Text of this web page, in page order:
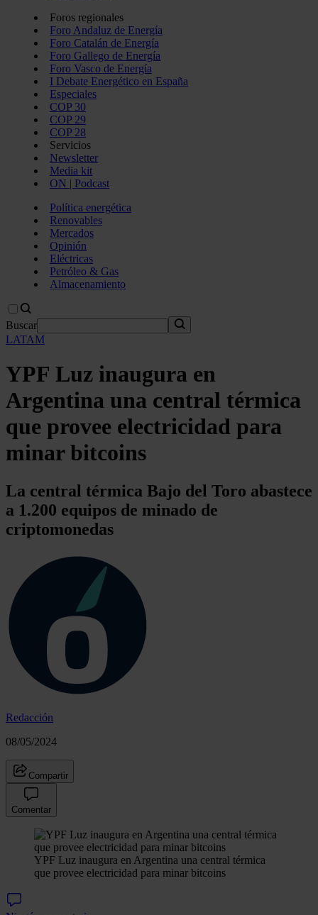
Foros regionales
Foro Andaluz de Energía
Foro Catalán de Energía
Foro Gallego de Energía
Foro Vasco de Energía
I Debate Energético en España
Especiales
COP 30
COP 29
COP 28
Servicios
Newsletter
Media kit
ON | Podcast
Política energética
Renovables
Mercados
Opinión
Eléctricas
Petróleo & Gas
Almacenamiento
Buscar
LATAM
YPF Luz inaugura en
Argentina una central térmica
que provee electricidad para
minar bitcoins
La central térmica Bajo del Toro abastece
a 1.200 equipos de minado de
criptomonedas
Redacción
08/05/2024
Compartir
Comentar
YPF Luz inaugura en Argentina una central térmica
que provee electricidad para minar bitcoins